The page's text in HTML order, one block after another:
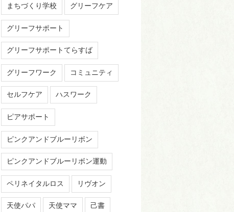
まちづくり学校 グリーフケア
グリーフサポート
グリーフサポートてらすば
グリーフワーク コミュニティ
セルフケア ハスワーク
ピアサポート
ピンクアンドブルーリボン
ピンクアンドブルーリボン運動
ペリネイタルロス リヴオン
天使パパ 天使ママ 己書